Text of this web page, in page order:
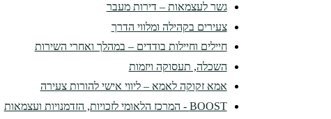
גשר לעצמאות – דירות מעבר
צעירים בקהילה ומלווי הדרך
חיילים וחיילות בודדים – במהלך ואחרי השירות
השכלה, תעסוקה ויזמות
אמא זקוקה לאמא – ליווי אישי להורות צעירה
BOOST - המרכז הלאומי לזכויות, הזדמנויות ועצמאות